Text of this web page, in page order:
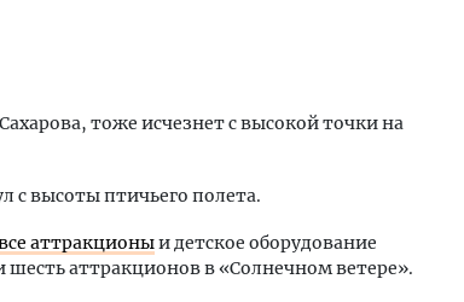
тоже исчезнет с высокой точки на
с высоты птичьего полета.
аттракционыи детское оборудование
шесть аттракционов в «Солнечном ветере».